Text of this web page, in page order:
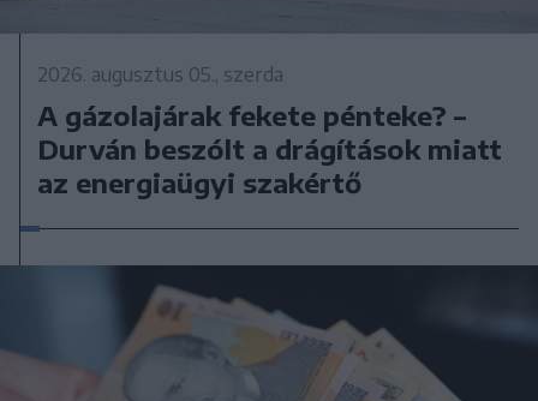
2026. augusztus 05., szerda
A gázolajárak fekete pénteke? –
Durván beszólt a drágítások miatt
az energiaügyi szakértő